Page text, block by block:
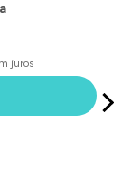
juros